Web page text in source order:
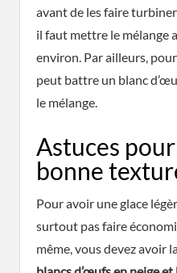
avant de les faire
il faut mettre le mélange
environ. Par ailleurs,
peut battre un blanc
le mélange.
Astuces
bonne
Pour avoir une glace
surtout pas faire
même, vous devez avoir